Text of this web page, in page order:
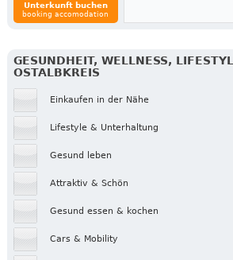
Unterkunft buchen
booking accomodation
GESUNDHEIT, WELLNESS,
OSTALBKREIS
Einkaufen in der Nähe
Lifestyle & Unterhaltung
Gesund leben
Attraktiv & Schön
Gesund essen & kochen
Cars & Mobility